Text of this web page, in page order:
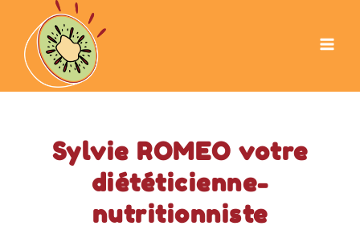
contenu
Sylvie ROMEO votre
diététicienne-
nutritionniste